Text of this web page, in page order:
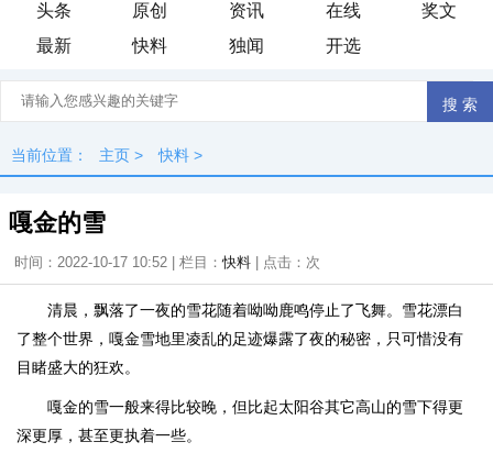
头条 原创 资讯 在线
奖文
最新
快料 独闻 开选
当前位置： 主页 > 快料 >
嘎金的雪
时间：2022-10-17 10:52 | 栏目：快料 | 点击： 次
清晨，飘落了一夜的雪花随着呦呦鹿鸣停止了飞舞。雪花漂白
了整个世界，嘎金雪地里凌乱的足迹爆露了夜的秘密，只可惜没有
目睹盛大的狂欢。
嘎金的雪一般来得比较晚，但比起太阳谷其它高山的雪下得更
深更厚，甚至更执着一些。